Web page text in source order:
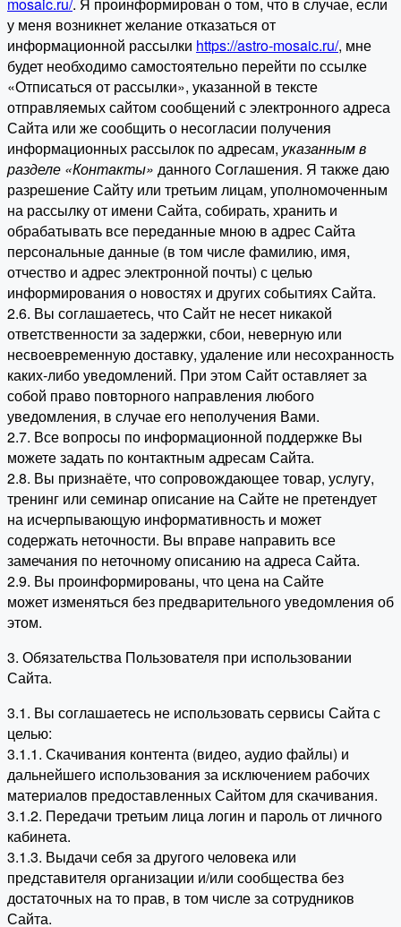
mosaic.ru/. Я проинформирован о том, что в случае, если
у меня возникнет желание отказаться от
информационной рассылки https://astro-mosaic.ru/, мне
будет необходимо самостоятельно перейти по ссылке
«Отписаться от рассылки», указанной в тексте
отправляемых сайтом сообщений с электронного адреса
Сайта или же сообщить о несогласии получения
информационных рассылок по адресам, указанным в
разделе «Контакты» данного Соглашения. Я также даю
разрешение Сайту или третьим лицам, уполномоченным
на рассылку от имени Сайта, собирать, хранить и
обрабатывать все переданные мною в адрес Сайта
персональные данные (в том числе фамилию, имя,
отчество и адрес электронной почты) с целью
информирования о новостях и других событиях Сайта.
2.6. Вы соглашаетесь, что Сайт не несет никакой
ответственности за задержки, сбои, неверную или
несвоевременную доставку, удаление или несохранность
каких-либо уведомлений. При этом Сайт оставляет за
собой право повторного направления любого
уведомления, в случае его неполучения Вами.
2.7. Все вопросы по информационной поддержке Вы
можете задать по контактным адресам Сайта.
2.8. Вы признаёте, что сопровождающее товар, услугу,
тренинг или семинар описание на Сайте не претендует
на исчерпывающую информативность и может
содержать неточности. Вы вправе направить все
замечания по неточному описанию на адреса Сайта.
2.9. Вы проинформированы, что цена на Сайте
может изменяться без предварительного уведомления об
этом.
3. Обязательства Пользователя при использовании
Сайта.
3.1. Вы соглашаетесь не использовать сервисы Сайта с
целью:
3.1.1. Скачивания контента (видео, аудио файлы) и
дальнейшего использования за исключением рабочих
материалов предоставленных Сайтом для скачивания.
3.1.2. Передачи третьим лица логин и пароль от личного
кабинета.
3.1.3. Выдачи себя за другого человека или
представителя организации и/или сообщества без
достаточных на то прав, в том числе за сотрудников
Сайта.